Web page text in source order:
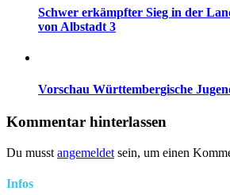
Schwer erkämpfter Sieg in der
von Albstadt 3
Vorschau Württembergische
Kommentar hinterlassen
Du musst angemeldet sein, um einen
Infos